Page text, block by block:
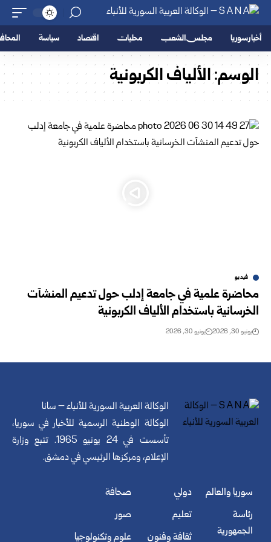
أخبار سوريا مجلس الشعب محليات اقتصاد سياسة
الوسم:الألياف الكربونية
فيديو
محاضرة علمية في جامعة إدلب حول تدعيم المنشآت
الخرسانية باستخدام الألياف الكربونية
يونيو 30, 2026 يونيو 30, 2026
الوكالة العربية السورية للأنباء – سانا
الوكالة الوطنية الرسمية للأخبار في سوريا،
تأسست في 24 يونيو 1965. تتبع وزارة
الإعلام، ومركزها الرئيسي في دمشق.
سوريا والعالم
رئاسة
الجمهورية
دولي
تعليم
ثقافة وفنون
صحافة
صور
علوم وتكنولوجيا